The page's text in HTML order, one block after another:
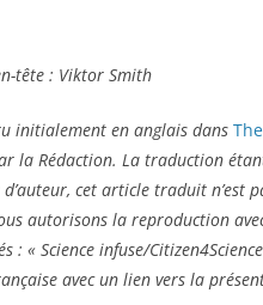
tête : Viktor Smith
initialement en anglais dans
la Rédaction. La traduction
cet article traduit n’est
autorisons la reproduction
: « Science infuse/
avec un lien vers la